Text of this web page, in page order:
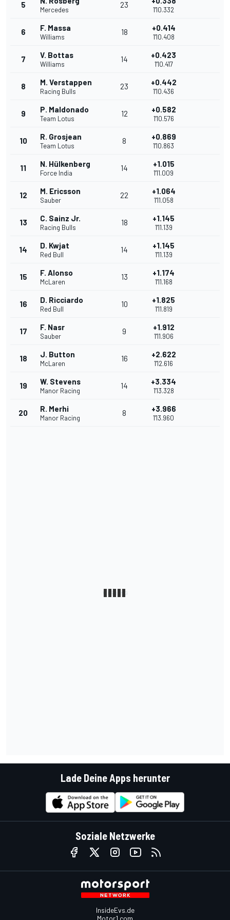
5
Mercedes
23
1'10.332
6 F. Massa
Williams
18 +0.414
1'10.408
7 V. Bottas
Williams
14 +0.423
1'10.417
8 M. Verstappen
Racing Bulls
23 +0.442
1'10.436
9 P. Maldonado
Team Lotus
12 +0.582
1'10.576
10 R. Grosjean
Team Lotus
8 +0.869
1'10.863
11 N. Hülkenberg
Force India
14 +1.015
1'11.009
12 M. Ericsson
Sauber
22 +1.064
1'11.058
13 C. Sainz Jr.
Racing Bulls
18 +1.145
1'11.139
14 D. Kwjat
Red Bull
14 +1.145
1'11.139
15 F. Alonso
McLaren
13 +1.174
1'11.168
16 D. Ricciardo
Red Bull
10 +1.825
1'11.819
17 F. Nasr
Sauber
9 +1.912
1'11.906
18 J. Button
McLaren
16 +2.622
1'12.616
19 W. Stevens
Manor Racing
14 +3.334
1'13.328
20 R. Merhi
Manor Racing
8 +3.966
1'13.960
Lade Deine Apps herunter
Soziale Netzwerke
InsideEvs.de
Motor1.com